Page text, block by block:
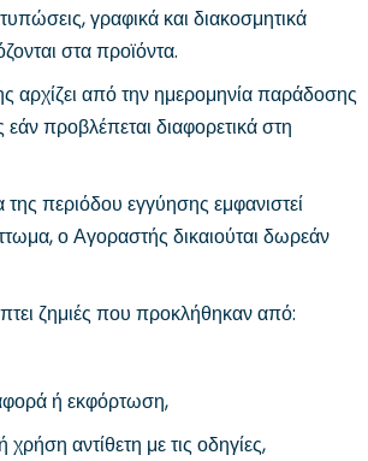
γραφικά και διακοσμητικά
στα προϊόντα.
αρχίζει από την ημερομηνία παράδοσης
εάν προβλέπεται διαφορετικά στη
της περιόδου εγγύησης εμφανιστεί
ο Αγοραστής δικαιούται δωρεάν
ζημιές που προκλήθηκαν από:
ή εκφόρτωση,
αντίθετη με τις οδηγίες,